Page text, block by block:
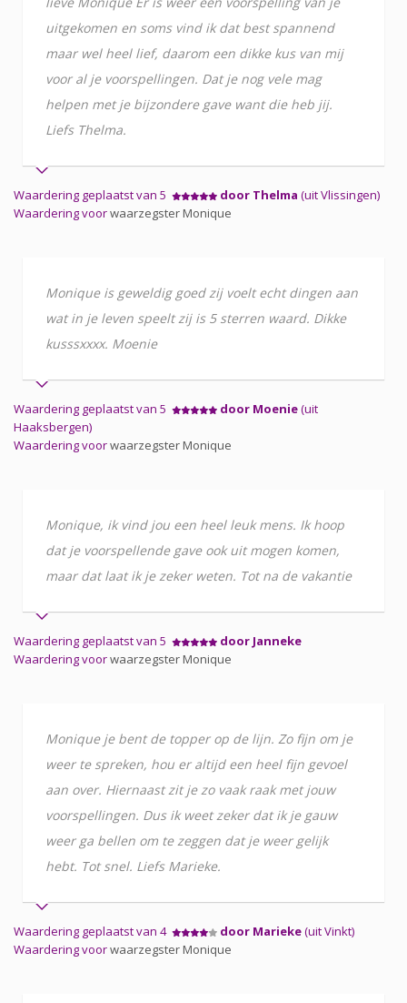
uitgekomen en soms vind ik dat best spannend
maar wel heel lief, daarom een dikke kus van mij
voor al je voorspellingen. Dat je nog vele mag
helpen met je bijzondere gave want die heb jij.
Liefs Thelma.
Waardering geplaatst van 5 door Thelma (uit Vlissingen)
Waardering voorwaarzegster Monique
Monique is geweldig goed zij voelt echt dingen aan
wat in je leven speelt zij is 5 sterren waard. Dikke
kusssxxxx. Moenie
Waardering geplaatst van 5 door Moenie(uit
Haaksbergen)
Waardering voorwaarzegster Monique
Monique, ik vind jou een heel leuk mens. Ik hoop
dat je voorspellende gave ook uit mogen komen,
maar dat laat ik je zeker weten. Tot na de vakantie
Waardering geplaatst van 5
door Janneke
Waardering voorwaarzegster Monique
Monique je bent de topper op de lijn. Zo fijn om je
weer te spreken, hou er altijd een heel fijn gevoel
aan over. Hiernaast zit je zo vaak raak met jouw
voorspellingen. Dus ik weet zeker dat ik je gauw
weer ga bellen om te zeggen dat je weer gelijk
hebt. Tot snel. Liefs Marieke.
Waardering geplaatst van 4 door Marieke(uit Vinkt)
Waardering voorwaarzegster Monique